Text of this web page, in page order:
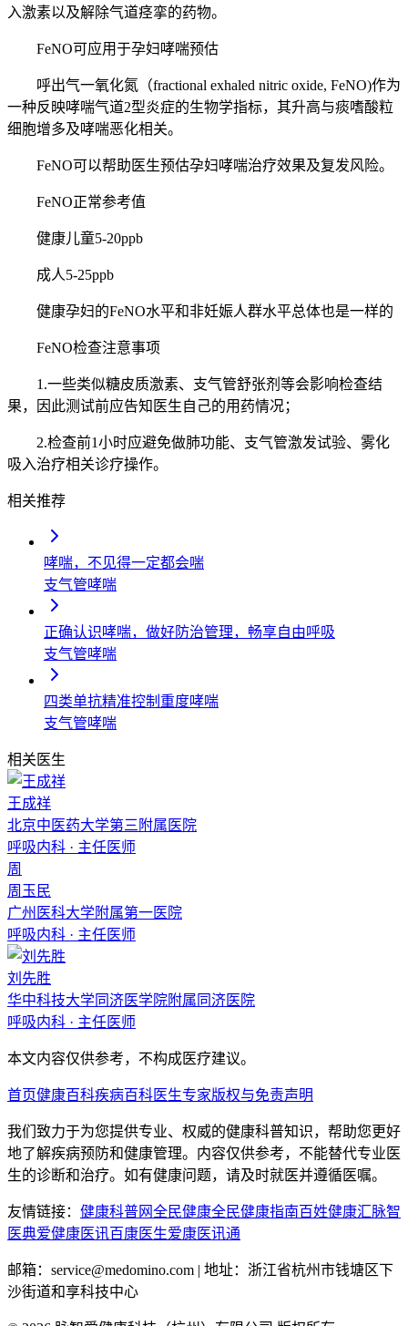
入激素以及解除气道痉挛的药物。
FeNO可应用于孕妇哮喘预估
呼出气一氧化氮（fractional exhaled nitric oxide, FeNO)作为
一种反映哮喘气道2型炎症的生物学指标，其升高与痰嗜酸粒
细胞增多及哮喘恶化相关。
FeNO可以帮助医生预估孕妇哮喘治疗效果及复发风险。
FeNO正常参考值
健康儿童5-20ppb
成人5-25ppb
健康孕妇的FeNO水平和非妊娠人群水平总体也是一样的
FeNO检查注意事项
1.一些类似糖皮质激素、支气管舒张剂等会影响检查结
果，因此测试前应告知医生自己的用药情况；
2.检查前1小时应避免做肺功能、支气管激发试验、雾化
吸入治疗相关诊疗操作。
相关推荐
哮喘，不见得一定都会喘
支气管哮喘
正确认识哮喘，做好防治管理，畅享自由呼吸
支气管哮喘
四类单抗精准控制重度哮喘
支气管哮喘
相关医生
王成祥
北京中医药大学第三附属医院
呼吸内科 · 主任医师
周
周玉民
广州医科大学附属第一医院
呼吸内科 · 主任医师
刘先胜
华中科技大学同济医学院附属同济医院
呼吸内科 · 主任医师
本文内容仅供参考，不构成医疗建议。
首页健康百科疾病百科医生专家版权与免责声明
我们致力于为您提供专业、权威的健康科普知识，帮助您更好
地了解疾病预防和健康管理。内容仅供参考，不能替代专业医
生的诊断和治疗。如有健康问题，请及时就医并遵循医嘱。
友情链接： 健康科普网全民健康全民健康指南百姓健康汇脉智
医典爱健康医讯百康医生爱康医讯通
邮箱：service@medomino.com | 地址：浙江省杭州市钱塘区下
沙街道和享科技中心